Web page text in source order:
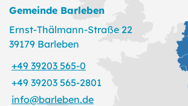
Gemeinde Barleben
Ernst-Thälmann-Straße 22
39179 Barleben
+49 39203 565-0
+49 39203 565-2801
info@barleben.de